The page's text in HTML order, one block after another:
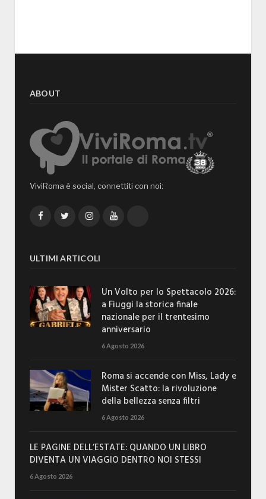
ABOUT
ViviRoma è social, connettiti con noi:
FacebookTwitterInstagramYouTube
ULTIMI ARTICOLI
Un Volto per lo Spettacolo 2026:
a Fiuggi la storica finale
nazionale per il trentesimo
anniversario
6 Agosto 2026
Roma si accende con Miss, Lady e
Mister Scatto: la rivoluzione
della bellezza senza filtri
6 Agosto 2026
LE PAGINE DELL’ESTATE: QUANDO UN LIBRO
DIVENTA UN VIAGGIO DENTRO NOI STESSI
6 Agosto 2026